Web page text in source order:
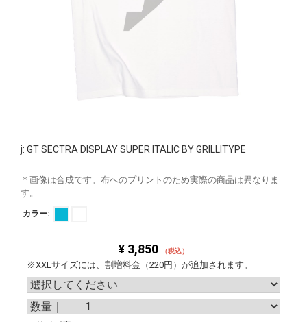
j: GT SECTRA DISPLAY SUPER ITALIC BY GRILLITYPE
＊画像は合成です。布へのプリントのため実際の商品は異なりま
す。
カラー:
¥ 3,850 （税込）
※XXLサイズには、割増料金（220円）が追加されます。